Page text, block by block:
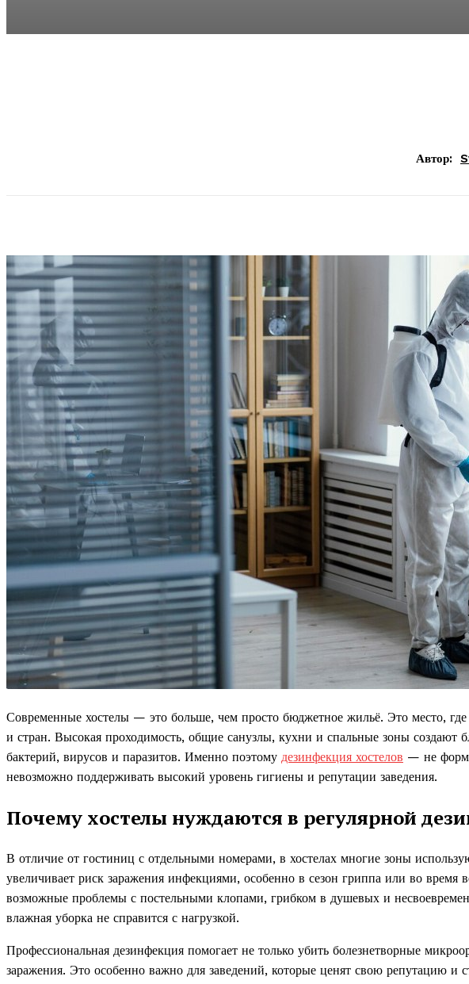
Автор:
Современные хостелы — это больше, чем просто бюджетное жильё. Это место,
и стран. Высокая проходимость, общие санузлы, кухни и спальные зоны создают
бактерий, вирусов и паразитов. Именно поэтому дезинфекция хостелов — не
невозможно поддерживать высокий уровень гигиены и репутации заведения.
Почему хостелы нуждаются в регулярной
В отличие от гостиниц с отдельными номерами, в хостелах многие зоны
увеличивает риск заражения инфекциями, особенно в сезон гриппа или во
возможные проблемы с постельными клопами, грибком в душевых и
влажная уборка не справится с нагрузкой.
Профессиональная дезинфекция помогает не только убить болезнетворные
заражения. Это особенно важно для заведений, которые ценят свою репутацию и